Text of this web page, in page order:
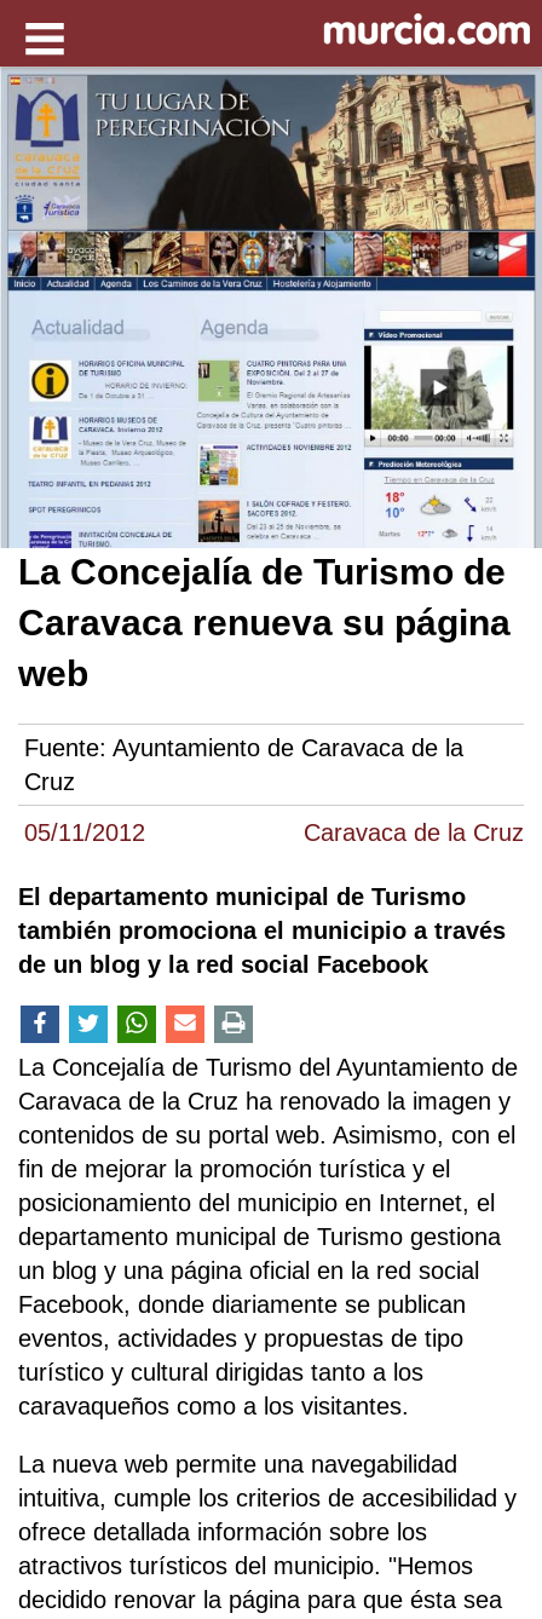
05/11/2012 Caravaca de la Cruz
La Concejalía de Turismo de
Caravaca renueva su página
web
Fuente: Ayuntamiento de Caravaca de la
Cruz
El departamento municipal de Turismo
también promociona el municipio a través
de un blog y la red social Facebook
La Concejalía de Turismo del Ayuntamiento de
Caravaca de la Cruz ha renovado la imagen y
contenidos de su portal web. Asimismo, con el
fin de mejorar la promoción turística y el
posicionamiento del municipio en Internet, el
departamento municipal de Turismo gestiona
un blog y una página oficial en la red social
Facebook, donde diariamente se publican
eventos, actividades y propuestas de tipo
turístico y cultural dirigidas tanto a los
caravaqueños como a los visitantes.
La nueva web permite una navegabilidad
intuitiva, cumple los criterios de accesibilidad y
ofrece detallada información sobre los
atractivos turísticos del municipio. "Hemos
decidido renovar la página para que ésta sea